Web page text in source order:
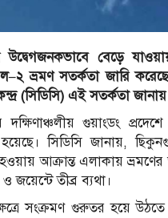
বেড়ে
ভ্রমণ সতর্কতা জারি
(সিডিসি) এই সতর্কতা
গুয়াংডং প্রদেশে
সিডিসি জানায়,
আক্রান্ত এলাকায়
জয়েন্টে তীব্র ব্যথা।
সংক্রমণ গুরুতর হয়ে